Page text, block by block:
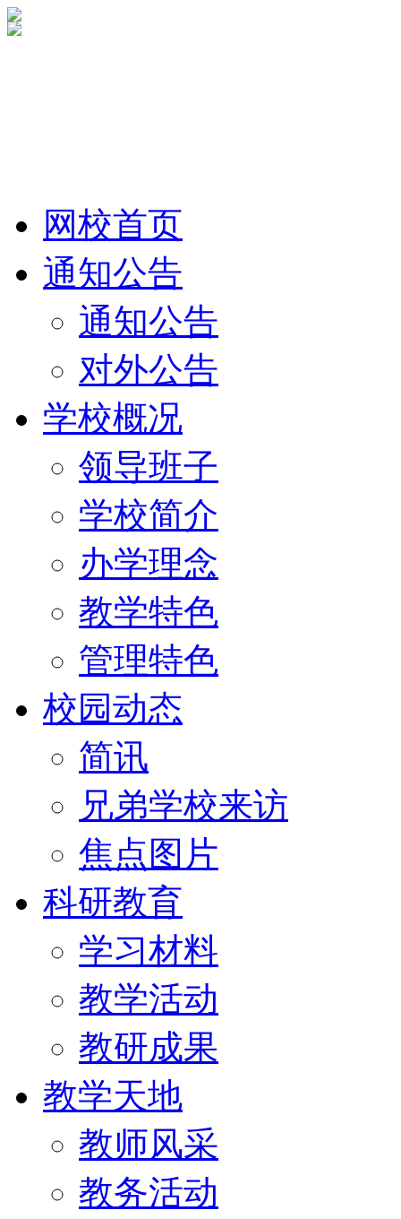
网校首页
通知公告
通知公告
对外公告
学校概况
领导班子
学校简介
办学理念
教学特色
管理特色
校园动态
简讯
兄弟学校来访
焦点图片
科研教育
学习材料
教学活动
教研成果
教学天地
教师风采
教务活动